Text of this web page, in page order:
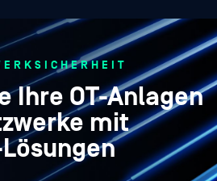
Ihre OT-Anlagen
mit
Lösungen